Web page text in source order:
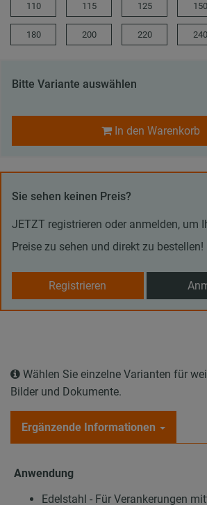
110 115 125 150
180 200 220 240
Bitte Variante auswählen
In den Warenkorb
Sie sehen keinen Preis?
JETZT registrieren oder anmelden, um
Preise zu sehen und direkt zu bestellen!
Registrieren
Wählen Sie einzelne Varianten für
Bilder und Dokumente.
Ergänzende Informationen
Anwendung
Edelstahl - Für Verankerungen